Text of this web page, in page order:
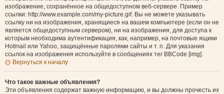
изображение, сохранённое на общедоступном веб-сервере. Пример
ссылки: http://www.example.com/my-picture.gif. Вы не можете указывать
ссылку ни на изображения, хранящиеся на вашем компьютере (если он не
является общедоступным сервером), ни на изображения, для доступа к
которым необходима аутентификация, как, например, на почтовые ящики
Hotmail или Yahoo, защищённые паролями сайты и т. п. Для указания
ссылок на изображения используйте в сообщениях тег BBCode [img].
Вернуться к началу
Что такое важные объявления?
Эти объявления содержат важную информацию, и вы должны прочесть их